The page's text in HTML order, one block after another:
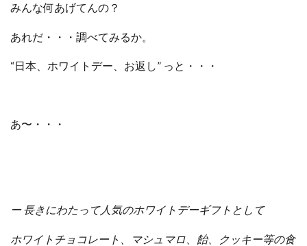
みんな何あげてんの？
あれだ・・・調べてみるか。
“日本、ホワイトデー、お返し” っと・・・
あ〜・・・
ー 長きにわたって人気のホワイトデーギフトとして
ホワイトチョコレート、マシュマロ、飴、クッキー等の食